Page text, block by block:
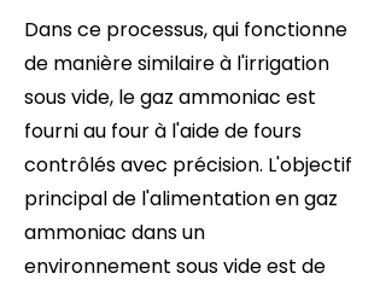
Dans ce processus, qui fonctionne
de manière similaire à l'irrigation
sous vide, le gaz ammoniac est
fourni au four à l'aide de fours
contrôlés avec précision. L'objectif
principal de l'alimentation en gaz
ammoniac dans un
environnement sous vide est de